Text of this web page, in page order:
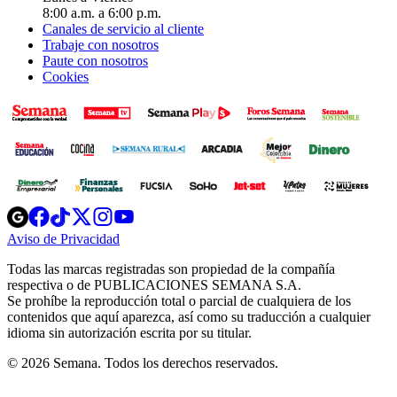
8:00 a.m. a 6:00 p.m.
Canales de servicio al cliente
Trabaje con nosotros
Paute con nosotros
Cookies
Opens
in
new
Opens
in
new
Opens
in
new
window
Opens
new
windowwindow
Aviso de Privacidad
new
window
Todas las marcas registradas son propiedad de la compañía
respectiva o de PUBLICACIONES SEMANA S.A.
Se prohíbe la reproducción total o parcial de cualquiera de los
contenidos que aquí aparezca, así como su traducción a cualquier
idioma sin autorización escrita por su titular.
© 2026 Semana. Todos los derechos reservados.